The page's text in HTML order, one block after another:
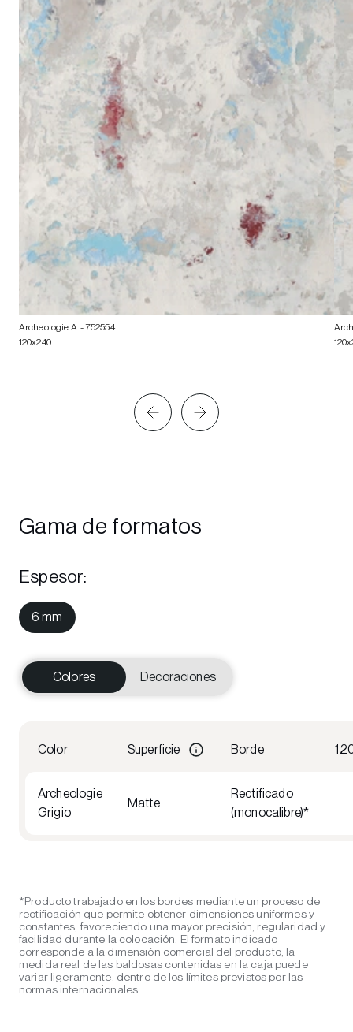
Archeologie A - 752554
120x240
Gama de formatos
Espesor:
6 mm
Colores Decoraciones
Color Superficie Borde
Archeologie
Grigio
Matte
Rectificado
(monocalibre)*
*Producto trabajado en los bordes mediante un proceso de
rectificación que permite obtener dimensiones uniformes y
constantes, favoreciendo una mayor precisión, regularidad y
facilidad durante la colocación. El formato indicado
corresponde a la dimensión comercial del producto; la
medida real de las baldosas contenidas en la caja puede
variar ligeramente, dentro de los límites previstos por las
normas internacionales.